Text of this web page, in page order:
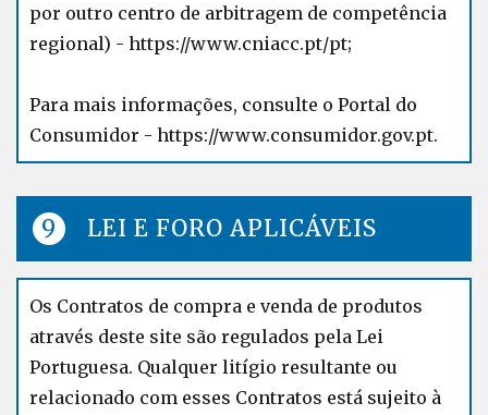
por outro centro de arbitragem de competência
regional) - https://www.cniacc.pt/pt;
Para mais informações, consulte o Portal do
Consumidor - https://www.consumidor.gov.pt.
LEI E FORO APLICÁVEIS
Os Contratos de compra e venda de produtos
através deste site são regulados pela Lei
Portuguesa. Qualquer litígio resultante ou
relacionado com esses Contratos está sujeito à